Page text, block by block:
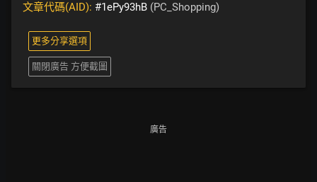
文章代碼(AID): #1ePy93hB (PC_Shopping)
更多分享選項
關閉廣告 方便截圖
廣告